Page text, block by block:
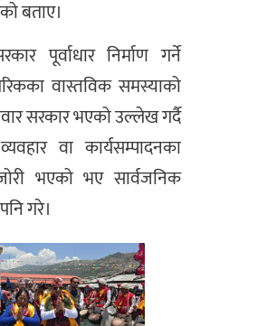
बताए।
पूर्वाधार निर्माण गर्ने
वास्तविक समस्याको
सरकार भएको उल्लेख गर्दै
वा कार्यसम्पादनका
भएको भए सार्वजनिक
गरे।